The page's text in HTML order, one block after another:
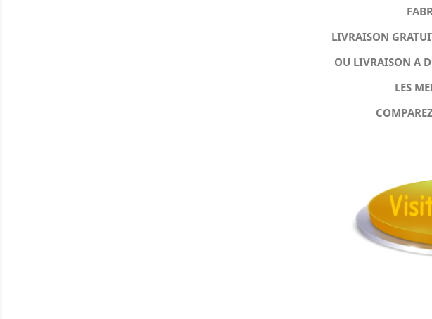
LIVRAISON
OU LIVRAISON A
LES